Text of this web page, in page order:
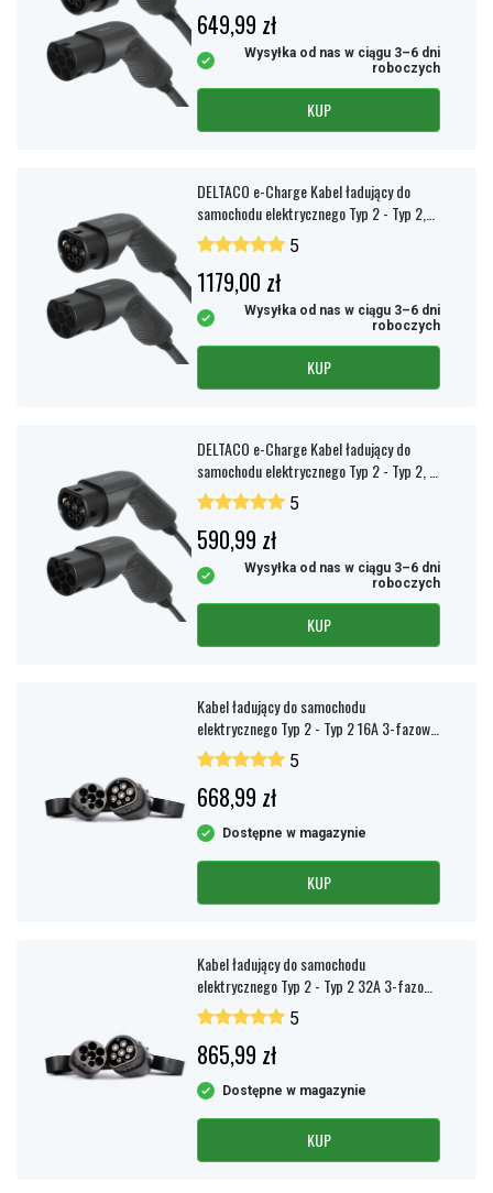
649,99 zł
Wysyłka od nas w ciągu 3–6 dni
roboczych
KUP
DELTACO e-Charge Kabel ładujący do
samochodu elektrycznego Typ 2 - Typ 2,
3-fazowy, 32A, 10m
5
1179,00 zł
Wysyłka od nas w ciągu 3–6 dni
roboczych
KUP
DELTACO e-Charge Kabel ładujący do
samochodu elektrycznego Typ 2 - Typ 2, 1
faza, 16A, 7m
5
590,99 zł
Wysyłka od nas w ciągu 3–6 dni
roboczych
KUP
Kabel ładujący do samochodu
elektrycznego Typ 2 - Typ 2 16A 3-fazowy
11KW 5 metrów Nordmax
5
668,99 zł
Dostępne w magazynie
KUP
Kabel ładujący do samochodu
elektrycznego Typ 2 - Typ 2 32A 3-fazowy
5m Nordmax
5
865,99 zł
Dostępne w magazynie
KUP